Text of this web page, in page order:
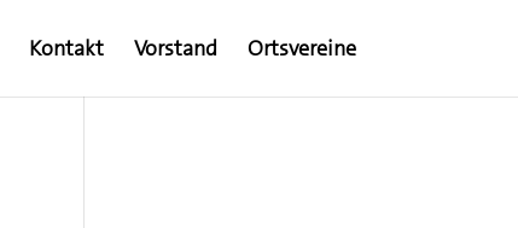
Kontakt Vorstand Ortsvereine